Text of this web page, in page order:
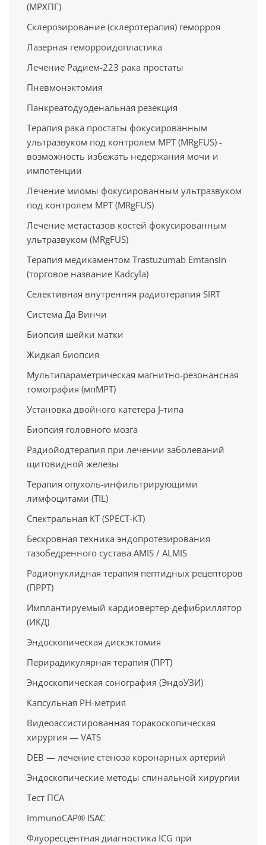
(МРХПГ)
Склерозирование (склеротерапия) геморроя
Лазерная геморроидопластика
Лечение Радием-223 рака простаты
Пневмонэктомия
Панкреатодуоденальная резекция
Терапия рака простаты фокусированным
ультразвуком под контролем МРТ (MRgFUS) -
возможность избежать недержания мочи и
импотенции
Лечение миомы фокусированным ультразвуком
под контролем МРТ (MRgFUS)
Лечение метастазов костей фокусированным
ультразвуком (MRgFUS)
Терапия медикаментом Trastuzumab Emtansin
(торговое название Kadcyla)
Селективная внутренняя радиотерапия SIRT
Система Да Винчи
Биопсия шейки матки
Жидкая биопсия
Мультипараметрическая магнитно-резонансная
томография (мпМРТ)
Установка двойного катетера J-типа
Биопсия головного мозга
Радиойодтерапия при лечении заболеваний
щитовидной железы
Терапия опухоль-инфильтрирующими
лимфоцитами (TIL)
Спектральная КТ (SPECT-КТ)
Бескровная техника эндопротезирования
тазобедренного сустава AMIS / ALMIS
Радионуклидная терапия пептидных рецепторов
(ПРРТ)
Имплантируемый кардиовертер-дефибриллятор
(ИКД)
Эндоскопическая дискэктомия
Перирадикулярная терапия (ПРТ)
Эндоскопическая сонография (ЭндоУЗИ)
Капсульная PH-метрия
Видеоассистированная торакоскопическая
хирургия — VATS
DEB — лечение стеноза коронарных артерий
Эндоскопические методы спинальной хирургии
Тест ПСА
ImmunoCAP® ISAC
Флуоресцентная диагностика ICG при